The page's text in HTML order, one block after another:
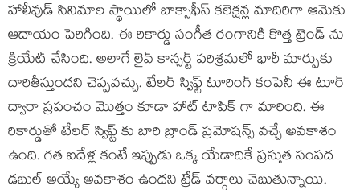
హాలీవుడ్ సినిమాల స్థాయిలో బాక్సాఫీస్ కలెక్షన్ల మాదిరిగా ఆమెకు
ఆదాయం పెరిగింది. ఈ రికార్డు సంగీత రంగానికి కొత్త ట్రెండ్ ను
క్రియేట్ చేసింది. అలాగే లైవ్ కాన్సర్ట్ పరిశ్రమలో భారీ మార్పుకు
దారితీస్తుందని చెప్పవచ్చు. టేలర్ స్విఫ్ట్ టూరింగ్ కంపెనీ ఈ టూర్
ద్వారా ప్రపంచం మొత్తం కూడా హాట్ టాపిక్ గా మారింది. ఈ
రికార్డుతో టేలర్ స్విఫ్ట్ కు బారి బ్రాండ్ ప్రమోషన్స్ వచ్చే అవకాశం
ఉంది. గత ఐదేళ్ల కంటే ఇప్పుడు ఒక్క యేడాదికే ప్రస్తుత సంపద
డబుల్ అయ్యే అవకాశం ఉందని ట్రేడ్ వర్గాలు చెబుతున్నాయి.